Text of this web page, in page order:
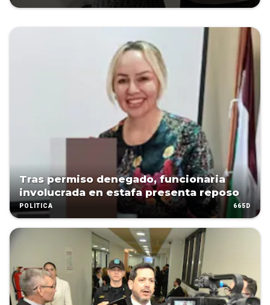
Tras permiso denegado, funcionaria
involucrada en estafa presenta reposo
POLÍTICA 665D